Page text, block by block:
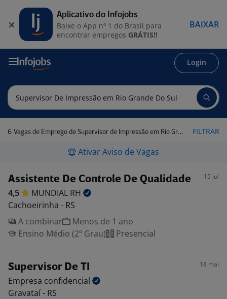
Login
6 Vagas de Emprego de Supervisor de Impressão em Rio Grande do Sul FILTRAR
Ativar Aviso de Vagas
Assistente De Controle De Qualidade 15 jul
4,5 MUNDIAL RH
Cachoeirinha - RS
A combinar
Menos de 1 ano
Ensino Médio (2º Grau)
Presencial
Supervisor De TI 18 mai
Empresa confidencial
Gravataí - RS
Aplicativo do Infojobs
Baixe o App nº 1 do Brasil para
encontrar empregos GRÁTIS!!
BAIXAR